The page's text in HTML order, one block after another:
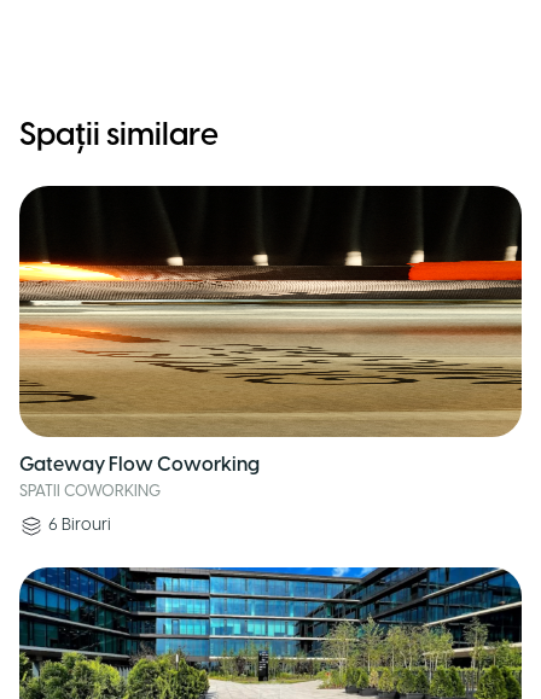
Spații similare
Gateway Flow Coworking
SPATII COWORKING
6 Birouri